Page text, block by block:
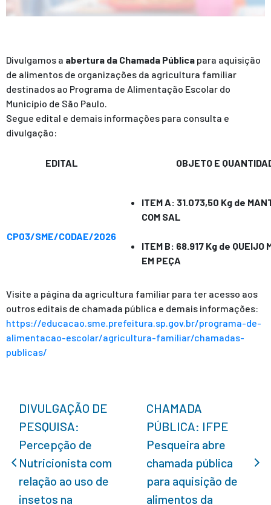
Divulgamos a abertura da Chamada Pública para aquisição
de alimentos de organizações da agricultura familiar
destinados ao Programa de Alimentação Escolar do
Município de São Paulo.
Segue edital e demais informações para consulta e
divulgação:
EDITAL OBJETO E
CP03/SME/CODAE/2026
ITEM A: 31.073,50 Kg de
COM SAL
ITEM B: 68.917 Kg de QUEIJO
EM PEÇA
Visite a página da agricultura familiar para ter acesso aos
outros editais de chamada pública e demais informações:
https://educacao.sme. prefeitura.sp.gov.br/programa-de-
alimentacao-escolar/agricultura-familiar/chamadas-
publicas/
DIVULGAÇÃO DE
PESQUISA:
Percepção de
Nutricionista com
relação ao uso de
insetos na
CHAMADA
PÚBLICA: IFPE
Pesqueira abre
chamada pública
para aquisição de
alimentos da